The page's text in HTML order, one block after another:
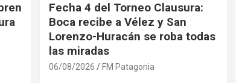
Fecha 4 del Torneo Clausura:
Boca recibe a Vélez y San
Lorenzo-Huracán se roba todas
las miradas
06/08/2026 FM Patagonia